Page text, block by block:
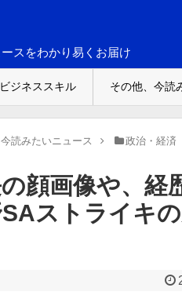
スをわかり易くお届け
ビジネススキル その他、今読
読みたいニュース 政治・経済
顔画像や、経
ストライキ